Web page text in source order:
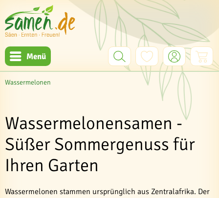
Menü
Wassermelonen
Wassermelonensamen -
Süßer Sommergenuss für
Ihren Garten
Wassermelonen stammen ursprünglich aus Zentralafrika. Der